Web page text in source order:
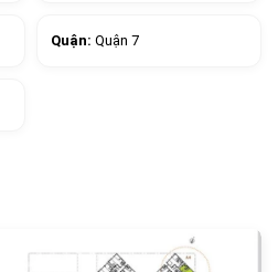
Quận: Quận 7